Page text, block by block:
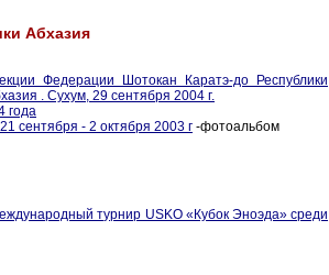
Абхазия
Федерации Шотокан Каратэ-до Республики
. Сухум, 29 сентября 2004 г.
года
сентября - 2 октября 2003 г -фотоальбом
турнир USKO «Кубок Эноэда» среди